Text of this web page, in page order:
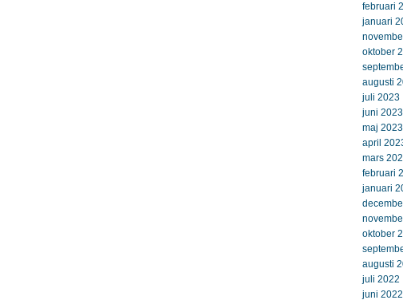
februari
januari
oktober
augusti
juli 2023
juni 2023
maj 2023
april
mars
februari
januari
oktober
augusti
juli 2022
juni 2022